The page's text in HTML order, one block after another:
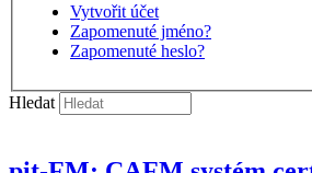
Vytvořit účet
Zapomenuté jméno?
Zapomenuté heslo?
Hledat